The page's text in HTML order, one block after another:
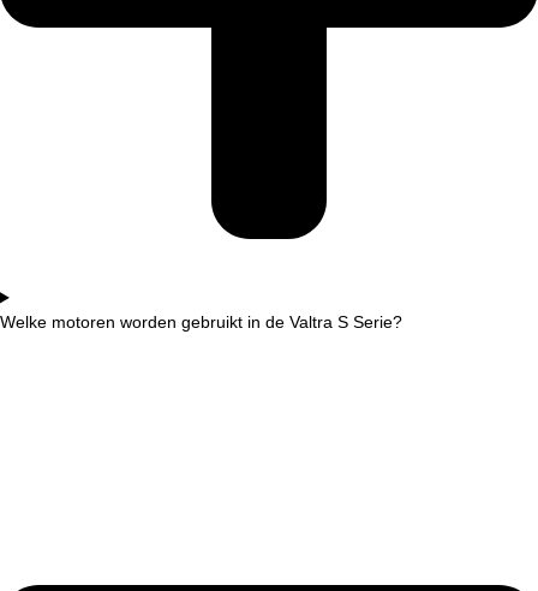
Welke motoren worden gebruikt in de Valtra S Serie?